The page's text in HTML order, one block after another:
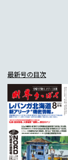
最新号の目次